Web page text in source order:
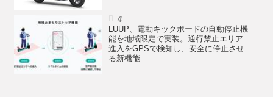
LUUP、電動キックボードの自動停止機
能を地域限定で実装。通行禁止エリア
進入をGPSで検知し、安全に停止させ
る新機能